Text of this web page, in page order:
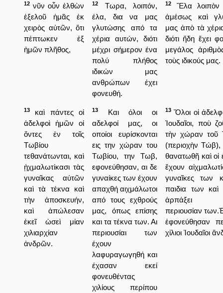
12 νῦν οὖν ἐλθὼν
ἐξελοῦ ἡμᾶς ἐκ
χειρὸς αὐτῶν, ὅτι
πέπτωκεν ἐξ
ἡμῶν πλῆθος,
12
Τωρα, λοιπόν,
έλα, δια να μας
γλυτώσης από τα
χέρια αυτών, διότι
μέχρι σήμερον ένα
πολύ πλήθος
ιδικών μας
ανθρώπων έχει
φονευθή.
12
Ἔλα λοιπὸν
ἀμέσως καὶ
μας ἀπὸ τὰ
διότι ἤδη ἔχει
μεγάλος
τοὺς ιδικούς μας.
13
καὶ πάντες οἱ
ἀδελφοὶ ἡμῶν οἱ
ὄντες ἐν τοῖς
Τωβίου
τεθανάτωνται, καὶ
ᾐχμαλωτίκασι τὰς
γυναῖκας αὐτῶν
καὶ τὰ τέκνα καὶ
τὴν ἀποσκευήν,
καὶ ἀπώλεσαν
ἐκεῖ ὡσεὶ μίαν
χιλιαρχίαν
ἀνδρῶν.
13
Και όλοι οι
αδελφοί μας, οι
οποίοι ευρίσκονται
εις την χώραν του
Τωβίου, την Τωβ,
εφονεύθησαν, αι δε
γυναίκες των έχουν
απαχθή αιχμάλωτοι
από τους εχθρούς
μας, όπως επίσης
και τα τέκνα των. Αι
περιουσίαι των
έχουν
λαφυραγωγηθή και
έχασαν εκεί
φονευθέντας
χιλίους περίπου
13 Ὅλοι οἱ
Ἰουδαῖοι, ποὺ
τὴν χώραν τοῦ
(περιοχὴν Τώβ),
θανατωθῆ καὶ οἱ
ἔχουν
γυναῖκες των
παιδια των καὶ
ἁρπάξει
περιουσίαν
ἐφονεύθησαν
χίλιοι Ἰουδαῖοι